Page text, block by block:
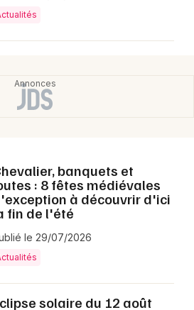
banquets et
: 8 fêtes médiévales
à découvrir d'ici
fin de l'été
le 29/07/2026
solaire du 12 août